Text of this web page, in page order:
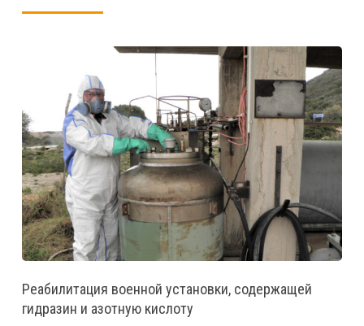
Реабилитация военной установки, содержащей
гидразин и азотную кислоту